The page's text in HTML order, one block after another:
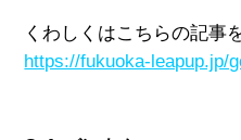
くわしくはこちらの記事
https://fukuoka-leapup.jp/